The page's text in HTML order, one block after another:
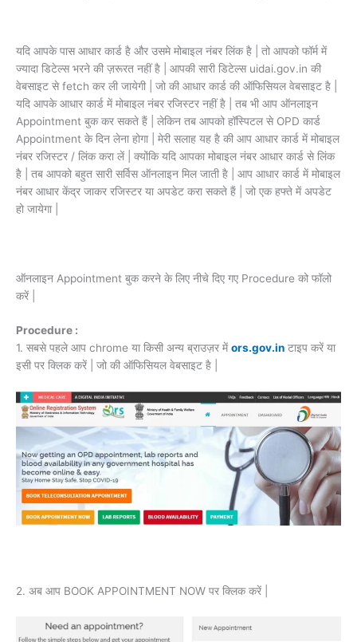
यदि आपके पास आधार कार्ड है और उसमे मोबाइल नंबर लिंक है | तो आपको फॉर्म में
ज्यादा डिटेल्स भरने की ज़रूरत नहीं है | आपकी सारी डिटेल्स uidai.gov.in की
वेबसाइट से fetch कर ली जायेगी | जो की आधार कार्ड की ऑफिसियल वेबसाइट है |
यदि आपके आधार कार्ड में मोबाइल नंबर रजिस्टर नहीं है | तब भी आप ऑनलाइन
Appointment बुक कर सकते हैं | लेकिन तब आपको हॉस्पिटल से OPD कार्ड
Appointment के दिन लेना होगा | मेरी सलाह यह है की आप आधार कार्ड में मोबाइल
नंबर रजिस्टर / लिंक करा लें | क्योंकि यदि आपका मोबाइल नंबर आधार कार्ड से लिंक
है | तब आपको बहुत सारी सर्विस ऑनलाइन मिल जाती है | आप आधार कार्ड में मोबाइल
नंबर आधार केंद्र जाकर रजिस्टर या अपडेट करा सकते हैं | जो एक हफ्ते में अपडेट
हो जायेगा |
ऑनलाइन Appointment बुक करने के लिए नीचे दिए गए Procedure को फॉलो
करें |
Procedure :
1. सबसे पहले आप chrome या किसी अन्य ब्राउज़र मेंors.gov.in टाइप करें या
इसी पर क्लिक करें | जो की ऑफिसियल वेबसाइट है |
2. अब आप BOOK APPOINTMENT NOW पर क्लिक करें |